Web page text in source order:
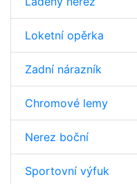
Loketní opěrka
Zadní nárazník
Chromové lemy
Nerez boční
Sportovní výfuk